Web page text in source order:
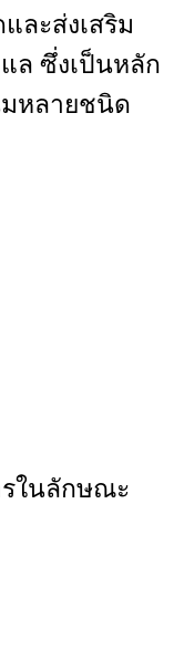
ละส่งเสริม
ล ซึ่งเป็นหลัก
มหลายชนิด
รในลักษณะ